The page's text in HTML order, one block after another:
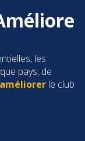
les
pays, de
améliorer le club